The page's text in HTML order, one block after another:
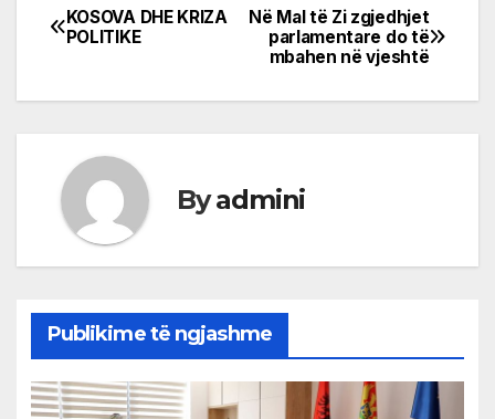
Post
Në Mal të Zi zgjedhjet
parlamentare do të
mbahen në vjeshtë
KOSOVA DHE KRIZA
POLITIKE
Byadmini
Publikime të ngjashme